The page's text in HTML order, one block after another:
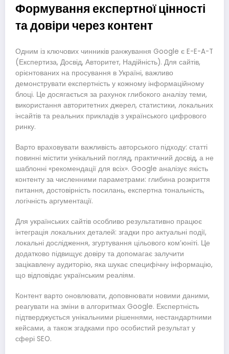
Формування експертної цінності
та довіри через контент
Одним із ключових чинників ранжування Google є E-E-A-T
(Експертиза, Досвід, Авторитет, Надійність). Для сайтів,
орієнтованих на просування в Україні, важливо
демонструвати експертність у кожному інформаційному
блоці. Це досягається за рахунок глибокого аналізу теми,
використання авторитетних джерел, статистики, локальних
інсайтів та реальних прикладів з українського цифрового
ринку.
Варто враховувати важливість авторського підходу: статті
повинні містити унікальний погляд, практичний досвід, а не
шаблонні «рекомендації для всіх». Google аналізує якість
контенту за численними параметрами: глибина розкриття
питання, достовірність посилань, експертна тональність,
логічність аргументації.
Для українських сайтів особливо результативно працює
інтеграція локальних деталей: згадки про актуальні події,
локальні дослідження, згуртування цільового ком’юніті. Це
додатково підвищує довіру та допомагає залучити
зацікавлену аудиторію, яка шукає специфічну інформацію,
що відповідає українським реаліям.
Контент варто оновлювати, доповнювати новими даними,
реагувати на зміни в алгоритмах Google. Експертність
підтверджується унікальними рішеннями, нестандартними
кейсами, а також згадками про особистий результат у
сфері SEO.